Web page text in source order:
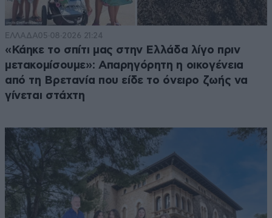
ΕΛΛΑΔΑ05·08·2026 21:24
«Κάηκε το σπίτι μας στην Ελλάδα λίγο πριν
μετακομίσουμε»: Απαρηγόρητη η οικογένεια
από τη Βρετανία που είδε το όνειρο ζωής να
γίνεται στάχτη